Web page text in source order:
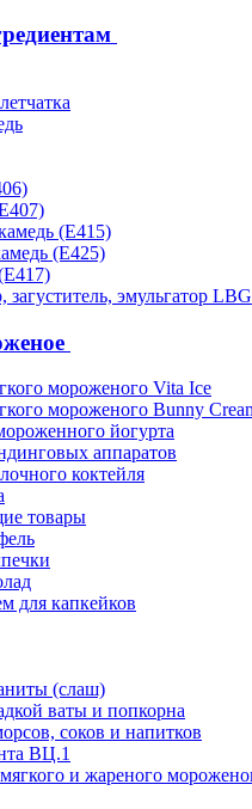
(Е415)
(Е425)
загуститель, эмульгатор LBG
мороженого Vita Ice
мороженого Bunny
йогурта
аппаратов
коктейля
товары
для капкейков
(слаш)
ваты и попкорна
соков и напитков
ВЦ.1
и жареного